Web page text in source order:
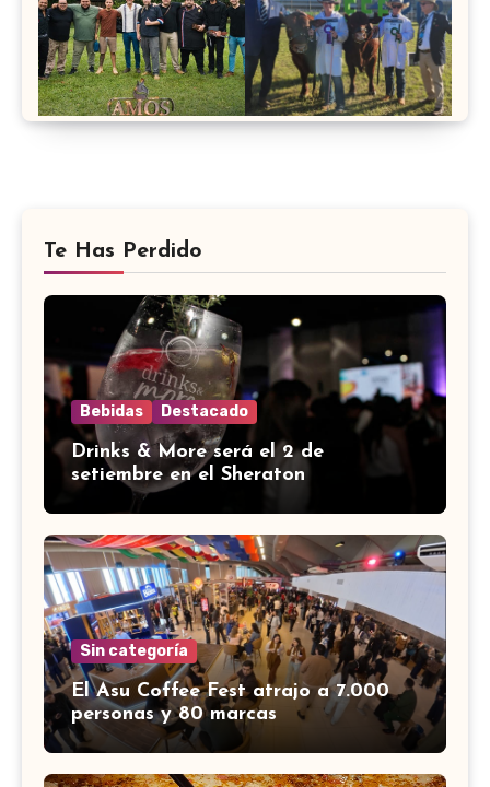
Te Has Perdido
Bebidas Destacado
Drinks & More será el 2 de
setiembre en el Sheraton
Sin categoría
El Asu Coffee Fest atrajo a 7.000
personas y 80 marcas